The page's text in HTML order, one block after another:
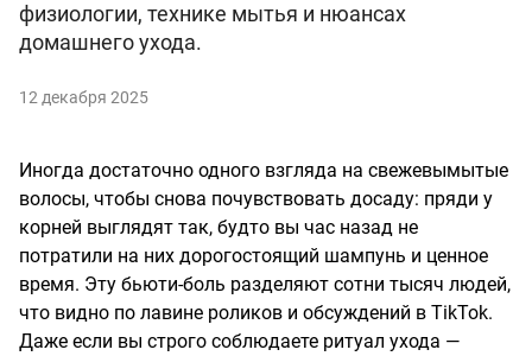
физиологии, технике мытья и нюансах
домашнего ухода.
12 декабря 2025
Иногда достаточно одного взгляда на свежевымытые
волосы, чтобы снова почувствовать досаду: пряди у
корней выглядят так, будто вы час назад не
потратили на них дорогостоящий шампунь и ценное
время. Эту бьюти-боль разделяют сотни тысяч людей,
что видно по лавине роликов и обсуждений в TikTok.
Даже если вы строго соблюдаете ритуал ухода —